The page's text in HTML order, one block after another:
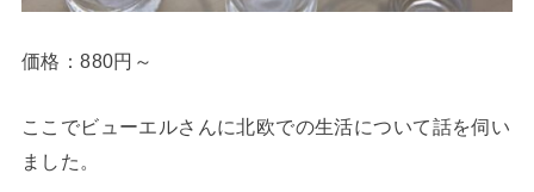
価格：880円～
ここでビューエルさんに北欧での生活について話を伺い
ました。